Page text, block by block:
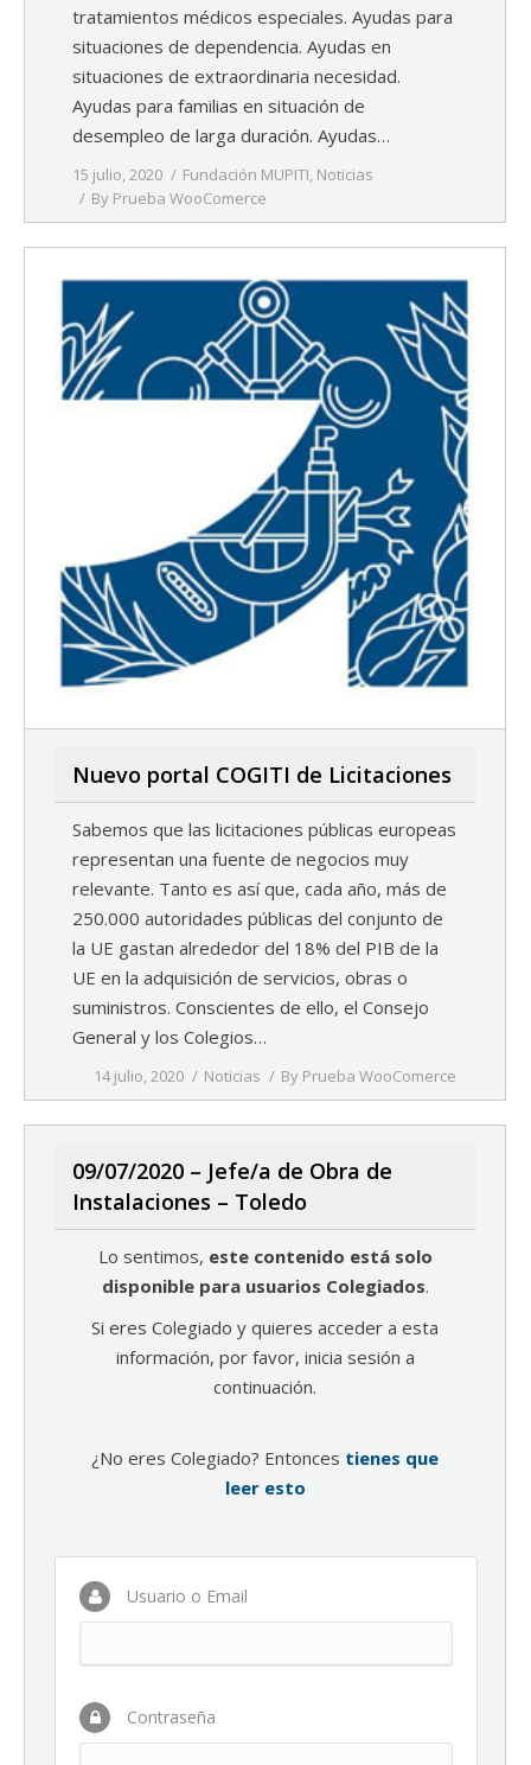
tratamientos médicos especiales. Ayudas para
situaciones de dependencia. Ayudas en
situaciones de extraordinaria necesidad.
Ayudas para familias en situación de
desempleo de larga duración. Ayudas…
15 julio, 2020 Fundación MUPITI Noticias
By Prueba WooComerce
Nuevo portal COGITI de Licitaciones
Sabemos que las licitaciones públicas europeas
representan una fuente de negocios muy
relevante. Tanto es así que, cada año, más de
250.000 autoridades públicas del conjunto de
la UE gastan alrededor del 18% del PIB de la
UE en la adquisición de servicios, obras o
suministros. Conscientes de ello, el Consejo
General y los Colegios…
14 julio, 2020 Noticias By Prueba WooComerce
09/07/2020 – Jefe/a de Obra de
Instalaciones – Toledo
Lo sentimos, este contenido está solo
disponible para usuarios Colegiados.
Si eres Colegiado y quieres acceder a esta
información, por favor, inicia sesión a
continuación.
¿No eres Colegiado? Entonces tienes que
leer esto
Usuario o Email
Contraseña